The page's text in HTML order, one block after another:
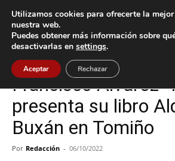
Inicio Cultura / Ocio
Cultura / Ocio Tomiño
Francisco Álvarez
presenta su libro
Buxán en Tomiño
Por Redacción - 06/10/2022
Utilizamos cookies para ofrecerte la
nuestra web.
Puedes obtener más información sobre
desactivarlas en settings.
Aceptar Rechazar